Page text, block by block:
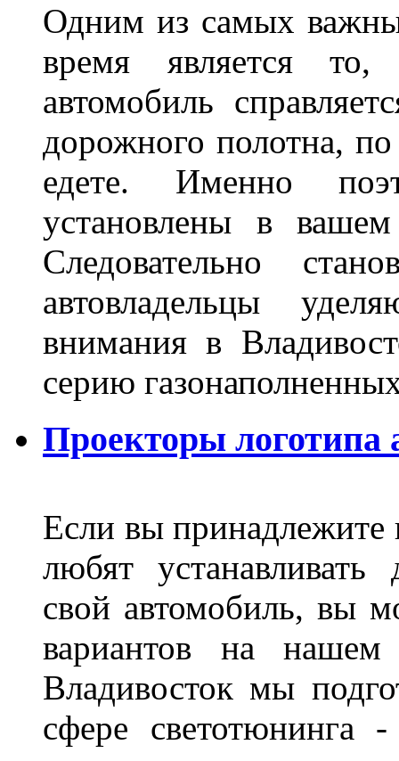
Одним из самых
время является то,
автомобиль
дорожного полотна,
едете. Именно
установлены в
Следовательно
автовладельцы
внимания в
серию
Проекторы логотипа
Если вы принадлежите
любят устанавливать
свой автомобиль, вы
вариантов на
Владивосток мы
сфере светотюнинга